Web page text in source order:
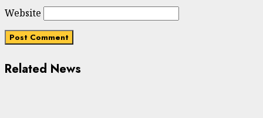
Website
Related News